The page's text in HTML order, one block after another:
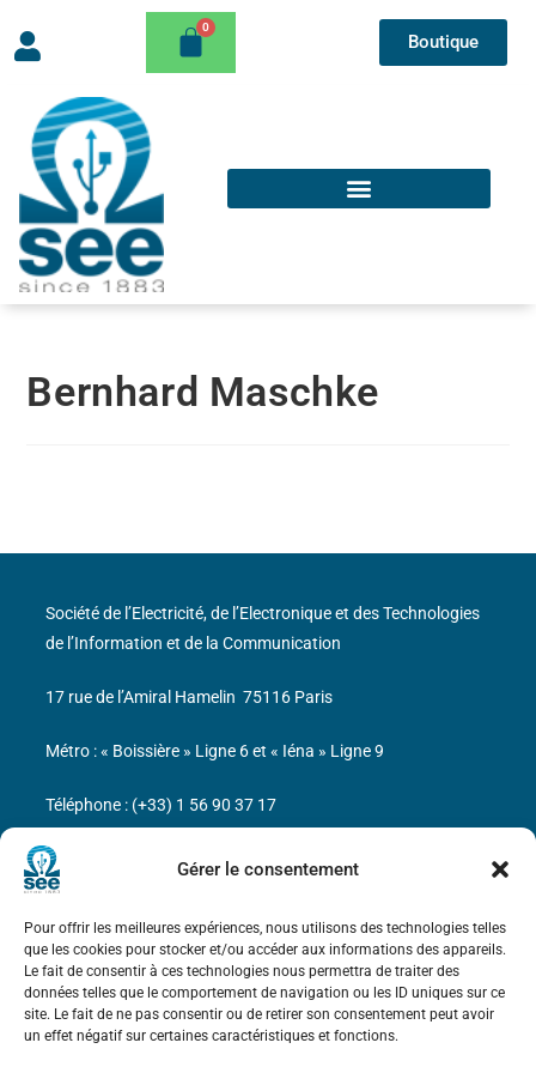
Gérer le consentement
Pour offrir les meilleures expériences, nous utilisons des technologies telles
que les cookies pour stocker et/ou accéder aux informations des appareils.
Le fait de consentir à ces technologies nous permettra de traiter des
données telles que le comportement de navigation ou les ID uniques sur ce
site. Le fait de ne pas consentir ou de retirer son consentement peut avoir
un effet négatif sur certaines caractéristiques et fonctions.
Boutique
Bernhard Maschke
Bicentenaire des découvertes d’André-
Marie Ampère
Mentions légales
Société de l’Electricité, de l’Electronique et des Technologies
de l’Information et de la Communication
17 rue de l’Amiral Hamelin 75116 Paris
Métro : « Boissière » Ligne 6 et « Iéna » Ligne 9
Téléphone : (+33) 1 56 90 37 17
N° de SIREN : 785 393 232, Code APE : 9412Z TVA intra-
communautaire : FR44 785 393 232